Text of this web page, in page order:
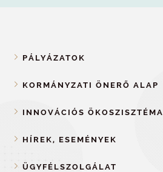
PÁLYÁZATOK
KORMÁNYZATI ÖNERŐ ALAP
INNOVÁCIÓS ÖKOSZISZTÉMA
HÍREK, ESEMÉNYEK
ÜGYFÉLSZOLGÁLAT